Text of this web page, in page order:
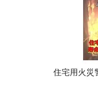
住宅用火災